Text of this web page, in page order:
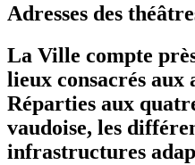
Adresses des
La Ville compte
lieux consacrés aux
Réparties aux
vaudoise, les
infrastructures